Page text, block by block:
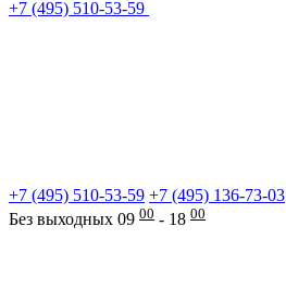
+7 (495) 510-53-59
+7 (495) 510-53-59 +7 (495) 136-73-03
Без выходных 09 00 - 18 00